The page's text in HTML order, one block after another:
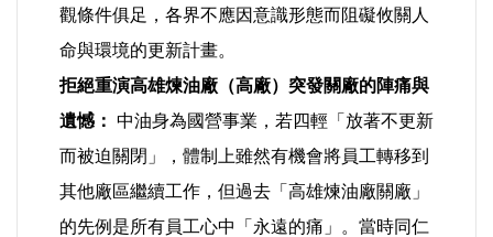
旅館/民宿
好人好事/人物介紹
觀條件俱足，各界不應因意識形態而阻礙攸關人
命與環境的更新計畫。
拒絕重演高雄煉油廠（高廠）突發關廠的陣痛與
遺憾： 中油身為國營事業，若四輕「放著不更新
而被迫關閉」，體制上雖然有機會將員工轉移到
其他廠區繼續工作，但過去「高雄煉油廠關廠」
的先例是所有員工心中「永遠的痛」。當時同仁